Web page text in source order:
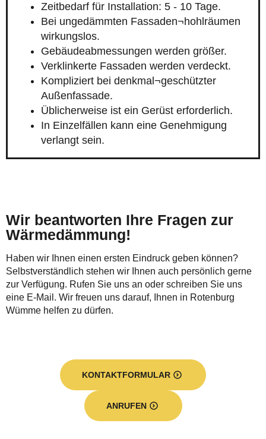
Zeitbedarf für Installation: 5 - 10 Tage.
Bei ungedämmten Fassaden¬hohlräumen
wirkungslos.
Gebäudeabmessungen werden größer.
Verklinkerte Fassaden werden verdeckt.
Kompliziert bei denkmal¬geschützter
Außenfassade.
Üblicherweise ist ein Gerüst erforderlich.
In Einzelfällen kann eine Genehmigung
verlangt sein.
Wir beantworten Ihre Fragen zur
Wärmedämmung!
Haben wir Ihnen einen ersten Eindruck geben können?
Selbstverständlich stehen wir Ihnen auch persönlich gerne
zur Verfügung. Rufen Sie uns an oder schreiben Sie uns
eine E-Mail. Wir freuen uns darauf, Ihnen in Rotenburg
Wümme helfen zu dürfen.
KONTAKTFORMULAR
ANRUFEN